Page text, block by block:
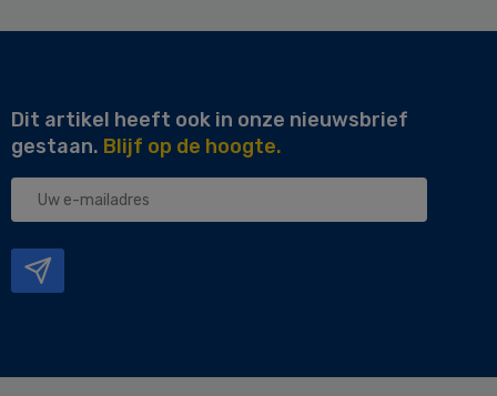
Dit artikel heeft ook in onze nieuwsbrief
gestaan. Blijf op de hoogte.
Uw